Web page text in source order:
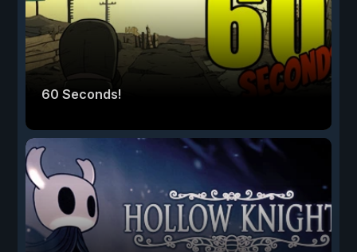
60 Seconds!